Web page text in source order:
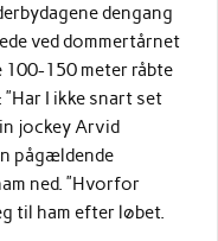
dengang
ved dommertårnet
100-150 meter råbte
I ikke snart set
jockey Arvid
pågældende
ned. ”Hvorfor
til ham efter løbet.